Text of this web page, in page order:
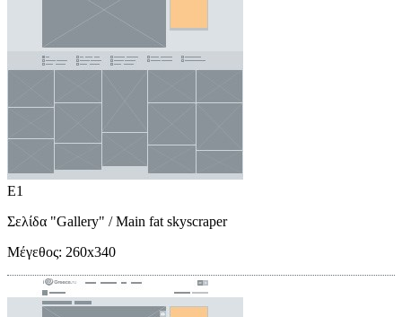
E1
Σελίδα "Gallery" / Main fat skyscraper
Μέγεθος: 260x340